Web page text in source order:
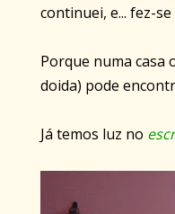
continuei, e... fez-se
Porque numa casa
doida) pode
Já temos luz no